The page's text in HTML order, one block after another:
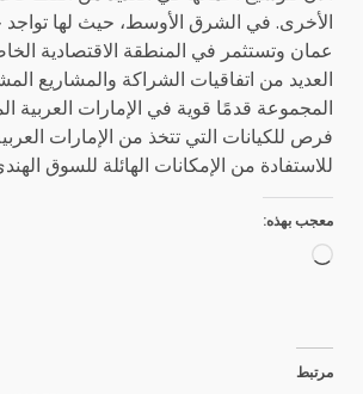
الأخرى. في الشرق الأوسط، حيث لها
عمان وتستثمر في المنطقة الاقتصادية
العديد من اتفاقيات الشراكة والمشاريع
المجموعة قدمًا قوية في الإمارات العربية
فرص للكيانات التي تتخذ من الإمارات
للاستفادة من الإمكانات الهائلة للسوق
معجب بهذه:
جاري
مرتبط